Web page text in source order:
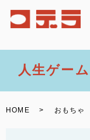
人生ゲー
HOME おもちゃ